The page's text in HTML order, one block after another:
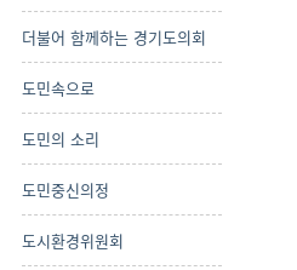
더불어 함께하는 경기도의회
도민속으로
도민의 소리
도민중신의정
도시환경위원회